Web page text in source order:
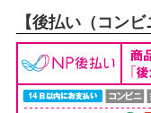
【後払い（コン